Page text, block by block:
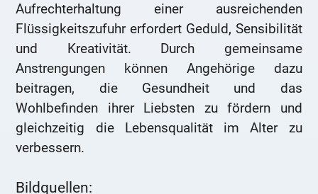
Aufrechterhaltung einer ausreichenden
Flüssigkeitszufuhr erfordert Geduld, Sensibilität
und Kreativität. Durch gemeinsame
Anstrengungen können Angehörige dazu
beitragen, die Gesundheit und das
Wohlbefinden ihrer Liebsten zu fördern und
gleichzeitig die Lebensqualität im Alter zu
verbessern.
Bildquellen: